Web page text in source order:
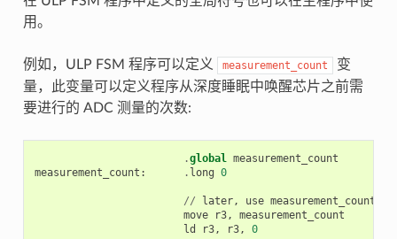
用。
例如，ULP FSM 程序可以定义 measurement_count
变
量，此变量可以定义程序从深度睡眠中唤醒芯片之前需
要进行的 ADC 测量的次数:
.global measurement_count
measurement_count : . long 0
// later, use measurement_count
move
r3,
measurement_count
ld
r3, r3, 0